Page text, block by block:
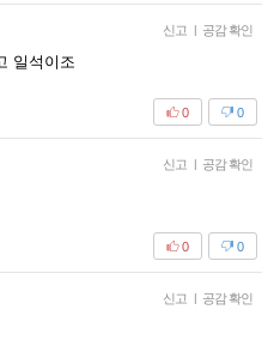
신고 | 공감 확인
일석이조
0
0
신고 | 공감 확인
0
0
신고 | 공감 확인